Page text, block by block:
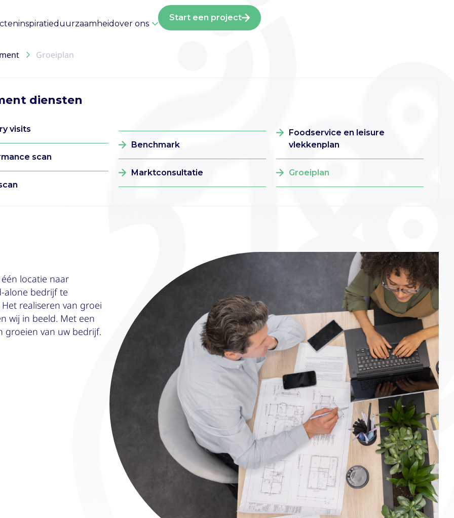
inspiratieduurzaamheidover ons
Start een project
Groeiplan
diensten
visits
scan
Benchmark
Marktconsultatie
Foodservice en leisure
vlekkenplan
Groeiplan
locatie naar
alone bedrijf te
realiseren van groei
wij in beeld. Met een
groeien van uw bedrijf.